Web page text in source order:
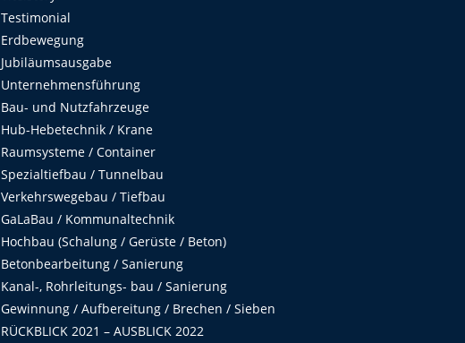
Testimonial
Erdbewegung
Jubiläumsausgabe
Unternehmensführung
Bau- und Nutzfahrzeuge
Hub-Hebetechnik / Krane
Raumsysteme / Container
Spezialtiefbau / Tunnelbau
Verkehrswegebau / Tiefbau
GaLaBau / Kommunaltechnik
Hochbau (Schalung / Gerüste / Beton)
Betonbearbeitung / Sanierung
Kanal-, Rohrleitungs- bau / Sanierung
Gewinnung / Aufbereitung / Brechen / Sieben
RÜCKBLICK 2021 – AUSBLICK 2022